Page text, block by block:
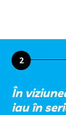
2
În
iau în